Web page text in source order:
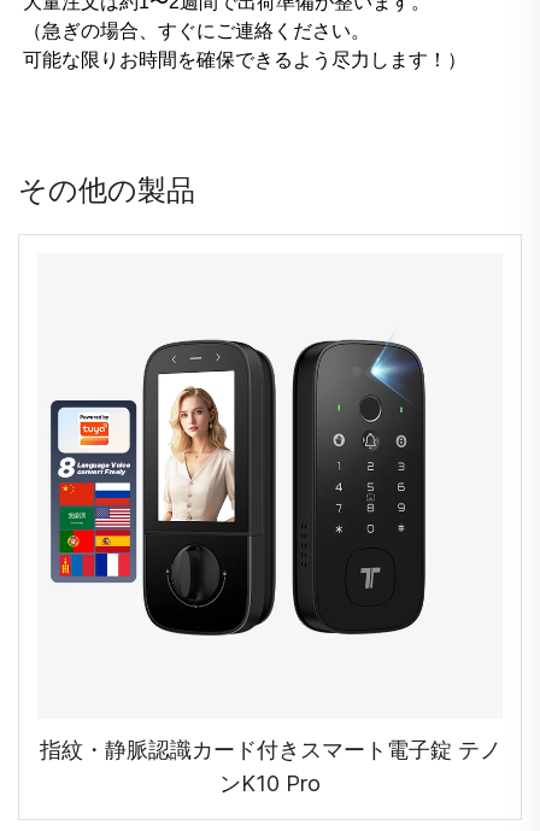
（急ぎの場合、すぐにご連絡ください。
可能な限りお時間を確保できるよう尽力します！）
その他の製品
指紋・静脈認識カード付きスマート電子錠 テノ
ンK10 Pro